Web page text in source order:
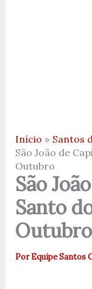
Início
Santos
São João de
Outubro
São
Santo
Outubro
PorEquipe Santos